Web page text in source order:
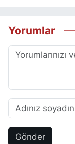
Yorumlar
Gönder